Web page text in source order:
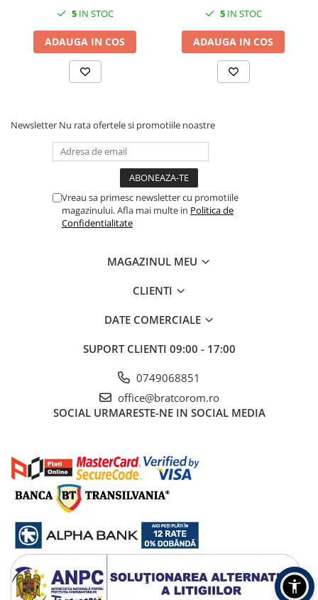
Aparate pentru stropit gradina
Articole antidaunatori gradina
Lampi solare
Leagane copii
Panouri si elemente gard
Programatoare stropire
Termometre Meteo
HoReCa
Balsam de rufe profesional
Detergenti de vase profesionali
Pentru masini de spalat si polish
Pentru spalare manuala
Detergenti lichizi profesionali
Igiena si Ingrijire personala
5IN STOC
ADAUGA IN COS
5IN STOC
ADAUGA IN COS
Newsletter Nu rata ofertele si promotiile noastre
Vreau sa primesc newsletter cu promotiile
magazinului. Afla mai multe in Politica de
Confidentialitate
MAGAZINUL MEU
CLIENTI
DATE COMERCIALE
SUPORT CLIENTI 09:00 - 17:00
0749068851
office@bratcorom.ro
SOCIAL URMARESTE-NE IN SOCIAL MEDIA